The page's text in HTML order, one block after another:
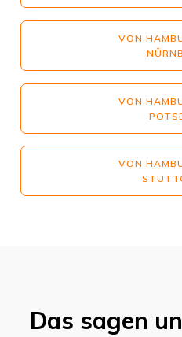
VON
VON
VON
Das sagen